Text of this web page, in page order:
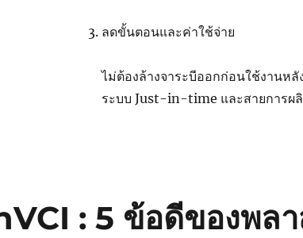
ลดขั้นตอนและค่าใช้จ่าย
ไม่ต้องล้างจาระบีออกก่อนใช้งานหลั
ระบบ Just-in-time และสายการผ
: 5 ข้อดีของพล